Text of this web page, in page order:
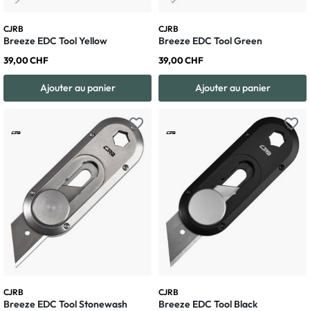
CJRB
Breeze EDC Tool Yellow
39,00 CHF
Ajouter au panier
CJRB
Breeze EDC Tool Green
39,00 CHF
Ajouter au panier
favorite_border
CJRB
Breeze EDC Tool Stonewash
favorite_border
CJRB
Breeze EDC Tool Black